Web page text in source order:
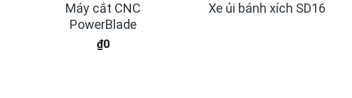
Máy cắt CNC
PowerBlade
₫0
Xe ủi bánh xích SD16